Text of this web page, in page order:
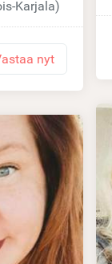
Karjala)
nyt